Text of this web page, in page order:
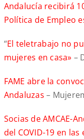
Andalucía recibirá
Política de Empleo
“El teletrabajo no
mujeres en casa» –
FAME abre la
Andaluzas –
Socias de AMCAE-
del COVID-19 en